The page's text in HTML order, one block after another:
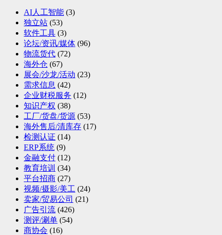
AI人工智能 (3)
独立站 (53)
软件工具 (3)
论坛/资讯/媒体 (96)
物流货代 (72)
海外仓 (67)
展会/沙龙/活动 (23)
需求信息 (42)
企业财税服务 (12)
知识产权 (38)
工厂/货盘/货源 (53)
海外售后/清库存 (17)
检测认证 (14)
ERP系统 (9)
金融支付 (12)
教育培训 (34)
平台招商 (27)
视频/摄影/美工 (24)
卖家/贸易公司 (21)
广告引流 (426)
测评/涮单 (54)
商协会 (16)